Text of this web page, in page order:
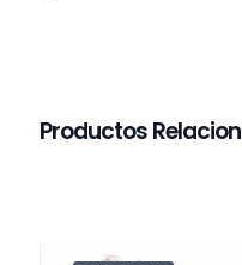
Productos